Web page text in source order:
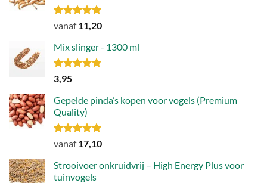
Gewaardeerd
uit 5
vanaf11,20
Mix slinger - 1300 ml
Gewaardeerd
4.79
3,95
Gepelde pinda’s kopen voor vogels (Premium
Quality)
Gewaardeerd
uit 5
vanaf17,10
Strooivoer onkruidvrij – High Energy Plus voor
tuinvogels